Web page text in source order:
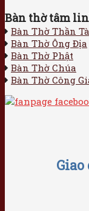
Bàn thờ tâm
Bàn Thờ Thần
Bàn Thờ Ông Địa
Bàn Thờ Phật
Bàn Thờ Chúa
Bàn Thờ Công